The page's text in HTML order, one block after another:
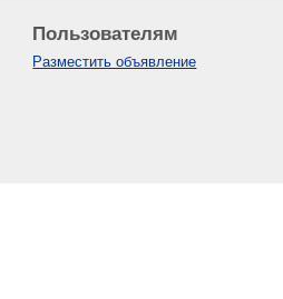
Пользователям
Разместить объявление